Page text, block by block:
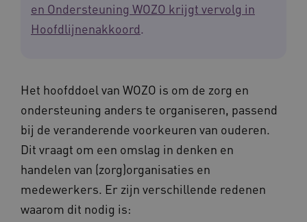
en Ondersteuning WOZO krijgt vervolg in
Hoofdlijnenakkoord.
Het hoofddoel van WOZO is om de zorg en
ondersteuning anders te organiseren, passend
bij de veranderende voorkeuren van ouderen.
Dit vraagt om een omslag in denken en
handelen van (zorg)organisaties en
medewerkers. Er zijn verschillende redenen
waarom dit nodig is: